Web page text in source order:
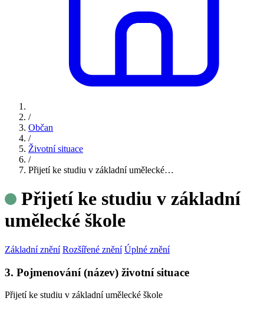
/
Občan
/
Životní situace
/
Přijetí ke studiu v základní umělecké…
Přijetí ke studiu v základní
umělecké škole
Základní znění Rozšířené znění Úplné znění
3. Pojmenování (název) životní situace
Přijetí ke studiu v základní umělecké škole